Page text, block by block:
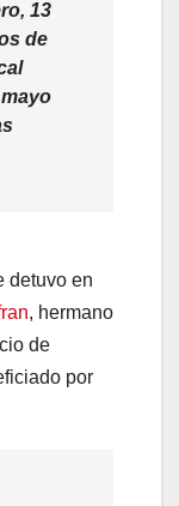
13
de
detuvo en
, hermano
de
por